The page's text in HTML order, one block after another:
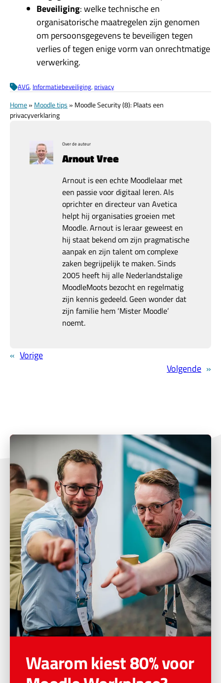
Beveiliging: welke technische en
organisatorische maatregelen zijn genomen
om persoonsgegevens te beveiligen tegen
verlies of tegen enige vorm van onrechtmatige
verwerking.
AVG, Informatiebeveiliging, privacy
Home» Moodle tips » Moodle Security (8): Plaats een
privacyverklaring
Over de auteur
Arnout Vree
Arnout is een echte Moodlelaar met
een passie voor digitaal leren. Als
oprichter en directeur van Avetica
helpt hij organisaties groeien met
Moodle. Arnout is leraar geweest en
hij staat bekend om zijn pragmatische
aanpak en zijn talent om complexe
zaken begrijpelijk te maken. Sinds
2005 heeft hij alle Nederlandstalige
MoodleMoots bezocht en regelmatig
zijn kennis gedeeld. Geen wonder dat
zijn familie hem ‘Mister Moodle’
noemt.
« Vorige
Volgende »
Waarom kiest 80% voor